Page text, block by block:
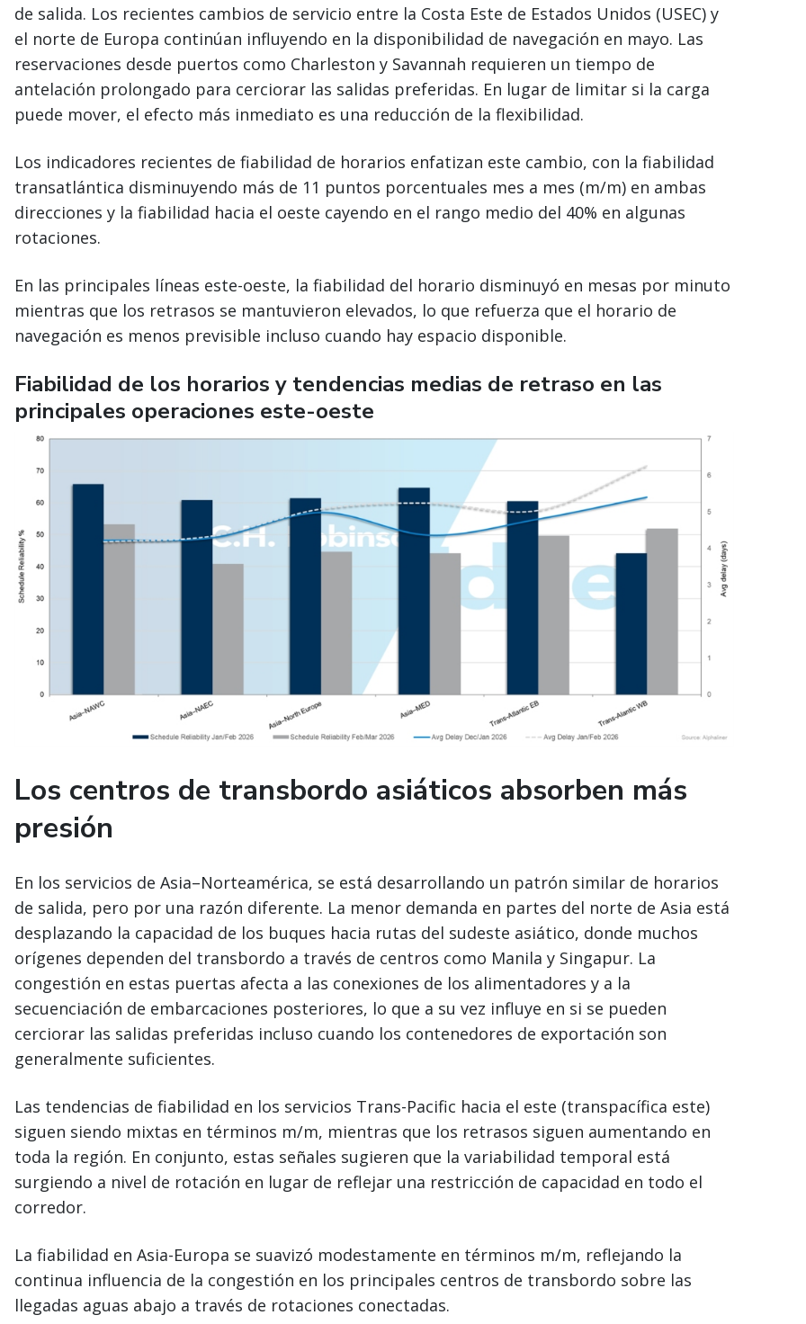
de salida. Los recientes cambios de servicio entre la Costa Este de Estados Unidos (USEC) y
el norte de Europa continúan influyendo en la disponibilidad de navegación en mayo. Las
reservaciones desde puertos como Charleston y Savannah requieren un tiempo de
antelación prolongado para cerciorar las salidas preferidas. En lugar de limitar si la carga
puede mover, el efecto más inmediato es una reducción de la flexibilidad.
Los indicadores recientes de fiabilidad de horarios enfatizan este cambio, con la fiabilidad
transatlántica disminuyendo más de 11 puntos porcentuales mes a mes (m/m) en ambas
direcciones y la fiabilidad hacia el oeste cayendo en el rango medio del 40% en algunas
rotaciones.
En las principales líneas este-oeste, la fiabilidad del horario disminuyó en mesas por minuto
mientras que los retrasos se mantuvieron elevados, lo que refuerza que el horario de
navegación es menos previsible incluso cuando hay espacio disponible.
Fiabilidad de los horarios y tendencias medias de retraso en las
principales operaciones este-oeste
Los centros de transbordo asiáticos absorben más
presión
En los servicios de Asia–Norteamérica, se está desarrollando un patrón similar de horarios
de salida, pero por una razón diferente. La menor demanda en partes del norte de Asia está
desplazando la capacidad de los buques hacia rutas del sudeste asiático, donde muchos
orígenes dependen del transbordo a través de centros como Manila y Singapur. La
congestión en estas puertas afecta a las conexiones de los alimentadores y a la
secuenciación de embarcaciones posteriores, lo que a su vez influye en si se pueden
cerciorar las salidas preferidas incluso cuando los contenedores de exportación son
generalmente suficientes.
Las tendencias de fiabilidad en los servicios Trans-Pacific hacia el este (transpacífica este)
siguen siendo mixtas en términos m/m, mientras que los retrasos siguen aumentando en
toda la región. En conjunto, estas señales sugieren que la variabilidad temporal está
surgiendo a nivel de rotación en lugar de reflejar una restricción de capacidad en todo el
corredor.
La fiabilidad en Asia-Europa se suavizó modestamente en términos m/m, reflejando la
continua influencia de la congestión en los principales centros de transbordo sobre las
llegadas aguas abajo a través de rotaciones conectadas.